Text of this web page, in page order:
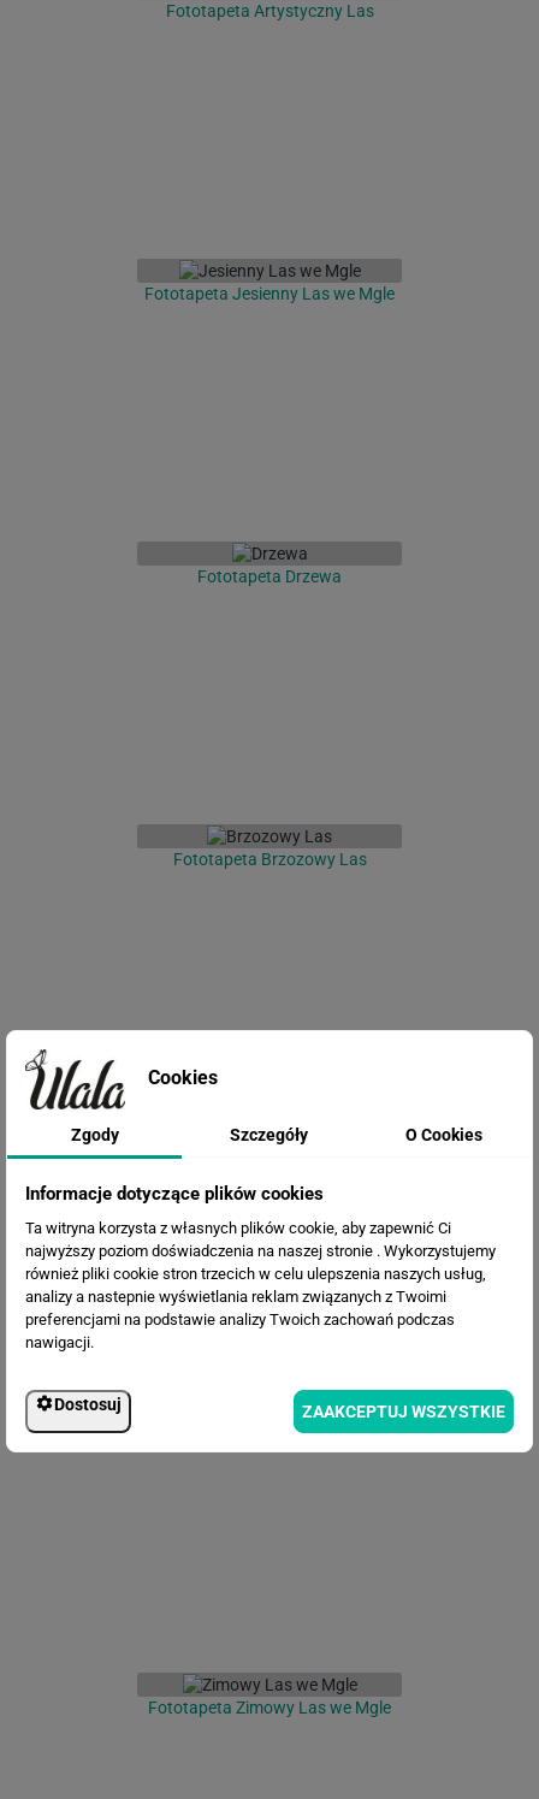
Fototapeta Artystyczny Las
Fototapeta Jesienny Las we Mgle
Fototapeta Drzewa
Fototapeta Brzozowy Las
Fototapeta Mglista dżungla
Fototapeta Las we mgle
Fototapeta Zimowy Las we Mgle
Cookies
Zgody Szczegóły O Cookies
Informacje dotyczące plików cookies
Ta witryna korzysta z własnych plików cookie, aby zapewnić Ci
najwyższy poziom doświadczenia na naszej stronie . Wykorzystujemy
również pliki cookie stron trzecich w celu ulepszenia naszych usług,
analizy a nastepnie wyświetlania reklam związanych z Twoimi
preferencjami na podstawie analizy Twoich zachowań podczas
nawigacji.
Dostosuj ZAAKCEPTUJ WSZYSTKIE